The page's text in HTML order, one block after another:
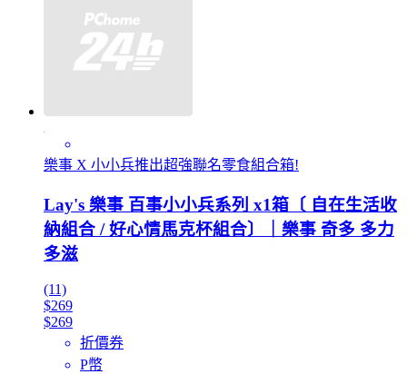
樂事 X 小小兵推出超強聯名零食組合箱!
Lay's 樂事 百事小小兵系列 x1箱〔 自在生活收
納組合 / 好心情馬克杯組合〕｜樂事 奇多 多力
多滋
(11)
$269
$269
折價券
P幣